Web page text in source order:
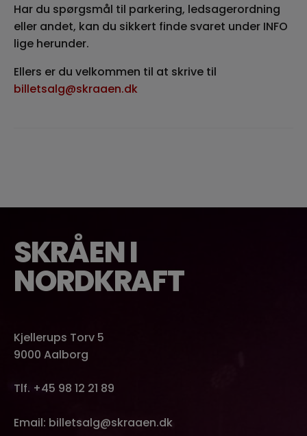
Har du spørgsmål til parkering, ledsagerordning
eller andet, kan du sikkert finde svaret under INFO
lige herunder.
Ellers er du velkommen til at skrive til
billetsalg@skraaen.dk
SKRÅEN I
NORDKRAFT
Kjellerups Torv 5
9000 Aalborg
Tlf. +45 98 12 21 89
Email: billetsalg@skraaen.dk